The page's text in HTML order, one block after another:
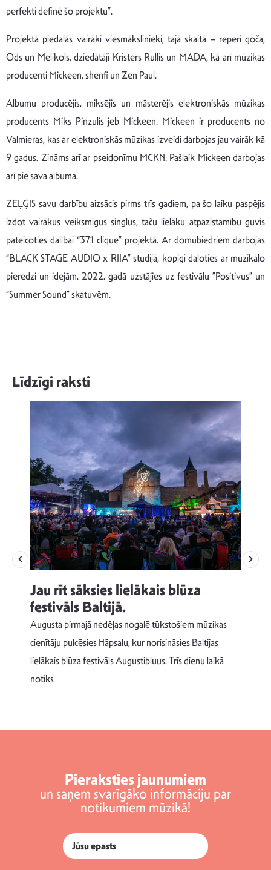
perfekti definē šo projektu”.
Projektā piedalās vairāki viesmākslinieki, tajā skaitā – reperi goča,
Ods un Melikols, dziedātāji Kristers Rullis un MADA, kā arī mūzikas
producenti Mickeen, shenfi un Zen Paul.
Albumu producējis, miksējis un māsterējis elektroniskās mūzikas
producents Miks Pinzulis jeb Mickeen. Mickeen ir producents no
Valmieras, kas ar elektroniskās mūzikas izveidi darbojas jau vairāk kā
9 gadus. Zināms arī ar pseidonīmu MCKN. Pašlaik Mickeen darbojas
arī pie sava albuma.
ZEĻĢIS savu darbību aizsācis pirms trīs gadiem, pa šo laiku paspējis
izdot vairākus veiksmīgus singlus, taču lielāku atpazīstamību guvis
pateicoties dalībai “371 clique” projektā. Ar domubiedriem darbojas
“BLACK STAGE AUDIO x RIIA” studijā, kopīgi daloties ar muzikālo
pieredzi un idejām. 2022. gadā uzstājies uz festivālu ”Positivus” un
“Summer Sound” skatuvēm.
Līdzīgi raksti
Jau rīt sāksies lielākais blūza
festivāls Baltijā.
Augusta pirmajā nedēļas nogalē tūkstošiem mūzikas
cienītāju pulcēsies Hāpsalu, kur norisināsies Baltijas
lielākais blūza festivāls Augustibluus. Trīs dienu laikā
notiks
Pieraksties jaunumiem
un saņem svarīgāko informāciju par
notikumiem mūzikā!